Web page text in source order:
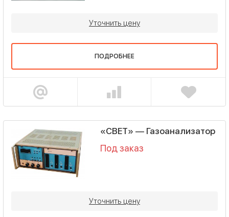
Уточнить цену
ПОДРОБНЕЕ
«СВЕТ» — Газоанализатор
Под заказ
Уточнить цену